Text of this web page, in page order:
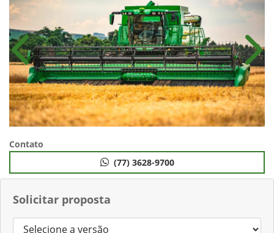
Solicitar proposta
Anterior
Contato
(77) 3628-9700